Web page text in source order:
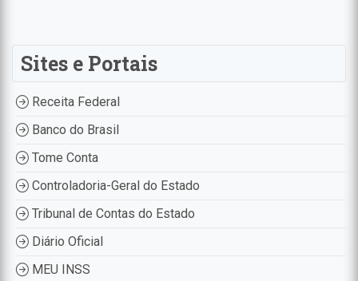
Sites e Portais
Receita Federal
Banco do Brasil
Tome Conta
Controladoria-Geral do Estado
Tribunal de Contas do Estado
Diário Oficial
MEU INSS